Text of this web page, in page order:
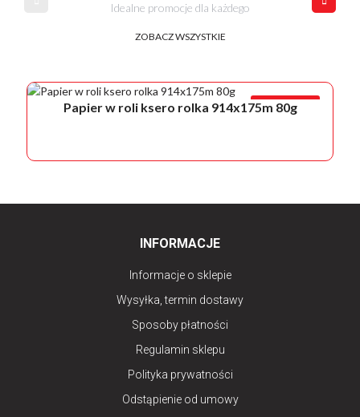
Idealne promocje dla każdego
ZOBACZ WSZYSTKIE
PROMOCJA!
Papier w roli ksero rolka 914x175m 80g
INFORMACJE
Informacje o sklepie
Wysyłka, termin dostawy
Sposoby płatności
Regulamin sklepu
Polityka prywatności
Odstąpienie od umowy